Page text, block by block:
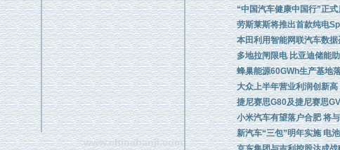
www.chinahanji.com
“中国汽车健康中国行”正式
劳斯莱斯将推出首款纯电
本田利用智能网联汽车数据
多地拉闸限电 比亚迪储能
蜂巢能源60GWh生产基地
大众上半年营业利润创新
捷尼赛思G80及捷尼赛思
小米汽车有望落户合肥 将
新汽车“三包”明年实施 电